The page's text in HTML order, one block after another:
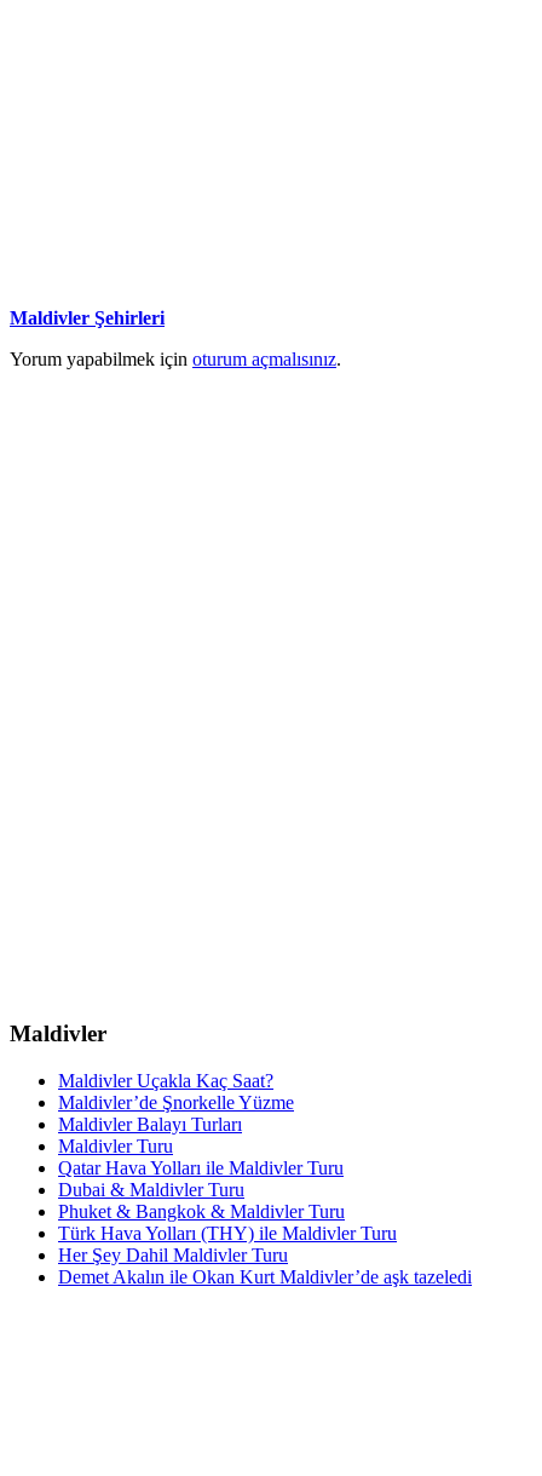
Maldivler Şehirleri
Yorum yapabilmek için oturum açmalısınız.
Maldivler
Maldivler Uçakla Kaç Saat?
Maldivler’de Şnorkelle Yüzme
Maldivler Balayı Turları
Maldivler Turu
Qatar Hava Yolları ile Maldivler Turu
Dubai & Maldivler Turu
Phuket & Bangkok & Maldivler Turu
Türk Hava Yolları (THY) ile Maldivler Turu
Her Şey Dahil Maldivler Turu
Demet Akalın ile Okan Kurt Maldivler’de aşk tazeledi